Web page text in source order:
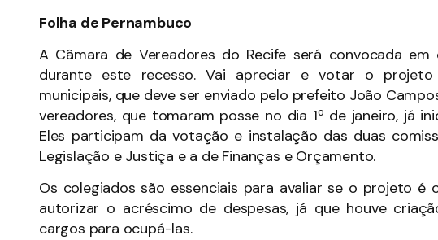
Folha de Pernambuco
A Câmara de Vereadores do Recife será convocada
durante este recesso. Vai apreciar e votar o
municipais, que deve ser enviado pelo prefeito João
vereadores, que tomaram posse no dia 1º de janeiro, já
Eles participam da votação e instalação das duas
Legislação e Justiça e a de Finanças e Orçamento.
Os colegiados são essenciais para avaliar se o projeto
autorizar o acréscimo de despesas, já que houve
cargos para ocupá-las.